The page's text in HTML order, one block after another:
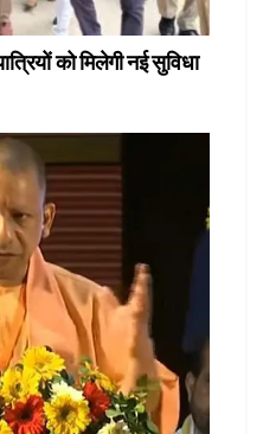
को मिलेगी नई सुविधा